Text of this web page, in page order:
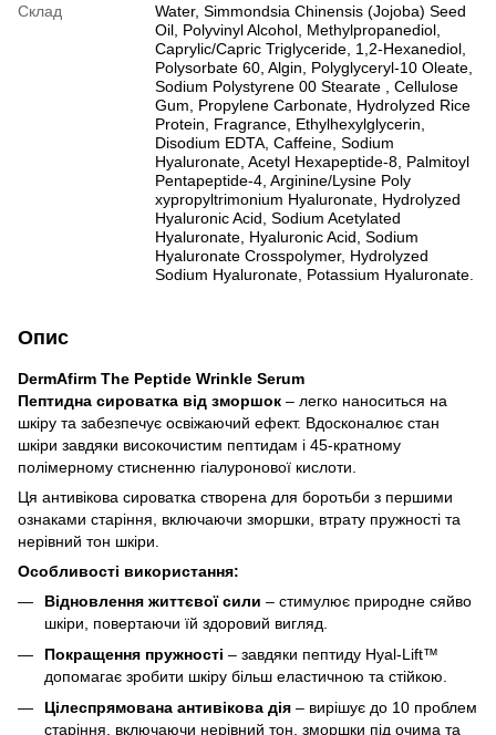
Склад
Water, Simmondsia Chinensis (Jojoba) Seed
Oil, Polyvinyl Alcohol, Methylpropanediol,
Caprylic/Capric Triglyceride, 1,2-Hexanediol,
Polysorbate 60, Algin, Polyglyceryl-10 Oleate,
Sodium Polystyrene 00 Stearate , Cellulose
Gum, Propylene Carbonate, Hydrolyzed Rice
Protein, Fragrance, Ethylhexylglycerin,
Disodium EDTA, Caffeine, Sodium
Hyaluronate, Acetyl Hexapeptide-8, Palmitoyl
Pentapeptide-4, Arginine/Lysine Poly
xypropyltrimonium Hyaluronate, Hydrolyzed
Hyaluronic Acid, Sodium Acetylated
Hyaluronate, Hyaluronic Acid, Sodium
Hyaluronate Crosspolymer, Hydrolyzed
Sodium Hyaluronate, Potassium Hyaluronate.
Опис
DermAfirm The Peptide Wrinkle Serum
Пептидна сироватка від зморшок – легко наноситься на
шкіру та забезпечує освіжаючий ефект. Вдосконалює стан
шкіри завдяки високочистим пептидам і 45-кратному
полімерному стисненню гіалуронової кислоти.
Ця антивікова сироватка створена для боротьби з першими
ознаками старіння, включаючи зморшки, втрату пружності та
нерівний тон шкіри.
Особливості використання:
Відновлення життєвої сили – стимулює природне сяйво
шкіри, повертаючи їй здоровий вигляд.
Покращення пружності – завдяки пептиду Hyal-Lift™
допомагає зробити шкіру більш еластичною та стійкою.
Цілеспрямована антивікова дія – вирішує до 10 проблем
старіння, включаючи нерівний тон, зморшки під очима та